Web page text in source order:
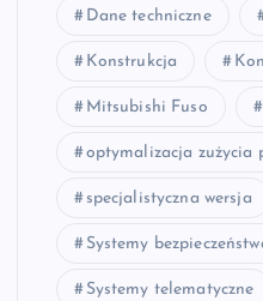
Dane techniczne
Konstrukcja
Mitsubishi Fuso
optymalizacja zużycia
specjalistyczna wersja
Systemy
Systemy telematyczne